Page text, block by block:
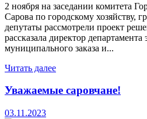
2 ноября на заседании комитета
Сарова по городскому хозяйству,
депутаты рассмотрели проект
рассказала директор
муниципального заказа и...
Читать далее
Уважаемые саровчане!
03.11.2023